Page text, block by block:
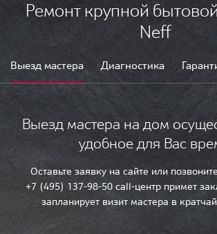
Ремонт крупной
Neff
Выезд мастера Диагностика
Выезд мастера на дом
удобное для Вас
Оставьте заявку на сайте или
+7 (495) 137-98-50 call-центр примет
запланирует визит мастера в